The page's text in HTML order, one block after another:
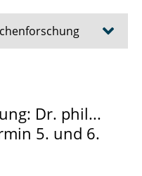
Dr. phil...
5. und 6.